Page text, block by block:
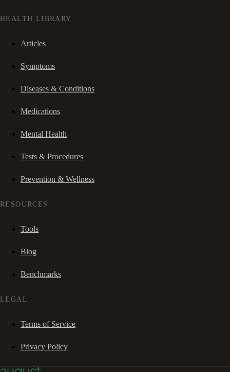
HEALTH LIBRARY
Articles
Symptoms
Diseases & Conditions
Medications
Mental Health
Tests & Procedures
Prevention & Wellness
RESOURCES
Tools
Blog
Benchmarks
LEGAL
Terms of Service
Privacy Policy